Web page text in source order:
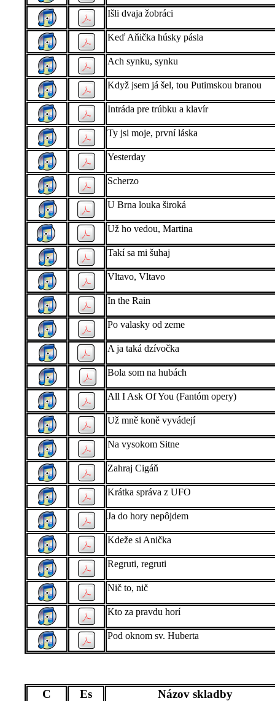
Išli dvaja žobráci
Keď Aňička húsky pásla
Ach synku, synku
Když jsem já šel, tou Putimskou branou
Intráda pre trúbku a klavír
Ty jsi moje, první láska
Yesterday
Scherzo
U Brna louka široká
Už ho vedou, Martina
Takí sa mi šuhaj
Vltavo, Vltavo
In the Rain
Po valasky od zeme
A ja taká dzívočka
Bola som na hubách
All I Ask Of You (Fantóm opery)
Už mně koně vyvádejí
Na vysokom Sitne
Zahraj Cigáň
Krátka správa z UFO
Ja do hory nepôjdem
Kdeže si Anička
Regruti, regruti
Nič to, nič
Kto za pravdu horí
Pod oknom sv. Huberta
C Es Názov skladby